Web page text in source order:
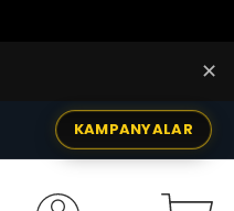
✕
KAMPANYALAR